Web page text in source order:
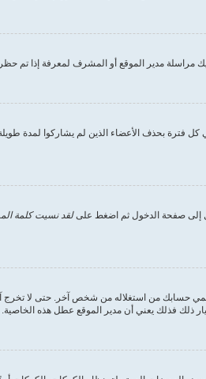
مدير الموقع أو المشرف لمعرفة إذا تم
بحذف الأعضاء الذين لم يشاركوا لمدة
إلى صفحة الدخول ثم اضغط علىلقد نسيت كلمة
حسابك من استغلاله من شخص آخر. حتى لا تخرج
ذلك فذلك يعني أن مدير الموقع عطل هذه الخاصية.